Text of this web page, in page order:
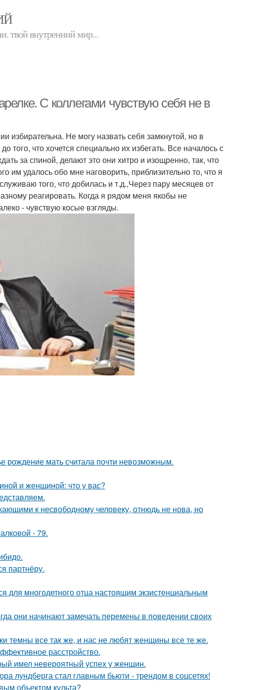
твой внутренний мир...
С коллегами чувствую себя не в
Не могу назвать себя замкнутой, но в
того, что хочется специально их избегать. Все началось с
за спиной, делают это они хитро и изощренно, так, что
им удалось обо мне наговорить, приблизительно то, что я
того, что добилась и т.д.,Через пару месяцев от
реагировать. Когда я рядом меня якобы не
- чувствую косые взгляды.
рождение мать считала почти невозможным.
и женщиной: что у вас?
к несвободному человеку, отнюдь не нова, но
- 79.
партнёру.
для многодетного отца настоящим экзистенциальным
они начинают замечать перемены в поведении своих
темны все так же, и нас не любят женщины все те же.
расстройство.
имел невероятный успех у женщин.
лундберга стал главным бьюти - трендом в соцсетях!
объектом культа?